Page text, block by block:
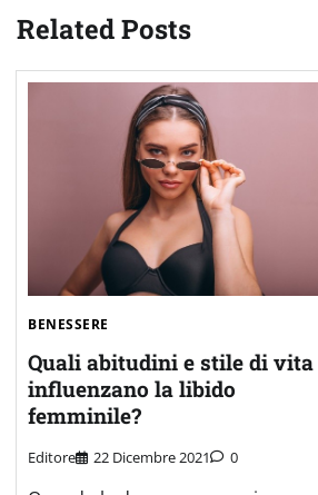
Related Posts
BENESSERE
Quali abitudini e stile di vita
influenzano la libido
femminile?
Editore 22 Dicembre 2021 0